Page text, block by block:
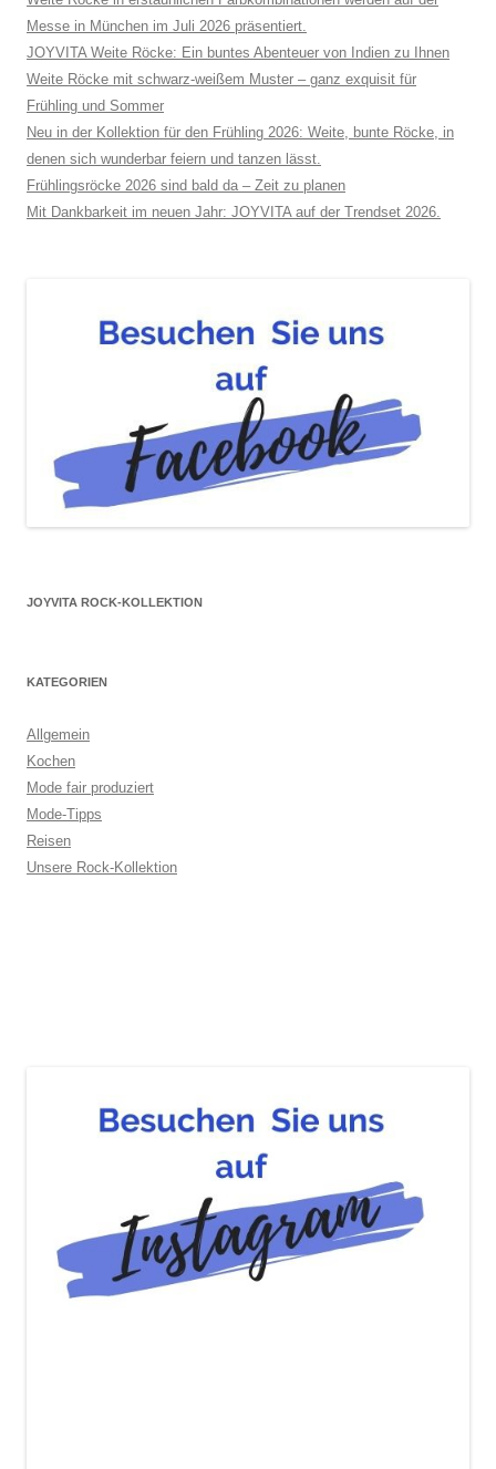
Messe in München im Juli 2026 präsentiert.
JOYVITA Weite Röcke: Ein buntes Abenteuer von Indien zu Ihnen
Weite Röcke mit schwarz-weißem Muster – ganz exquisit für
Frühling und Sommer
Neu in der Kollektion für den Frühling 2026: Weite, bunte Röcke, in
denen sich wunderbar feiern und tanzen lässt.
Frühlingsröcke 2026 sind bald da – Zeit zu planen
Mit Dankbarkeit im neuen Jahr: JOYVITA auf der Trendset 2026.
JOYVITA ROCK-KOLLEKTION
KATEGORIEN
Allgemein
Kochen
Mode fair produziert
Mode-Tipps
Reisen
Unsere Rock-Kollektion